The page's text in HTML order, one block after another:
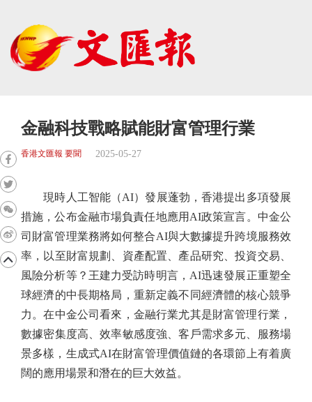
金融科技戰略賦能財富管理行業
香港文匯報 要聞 2025-05-27
現時人工智能（AI）發展蓬勃，香港提出多項發展
措施，公布金融市場負責任地應用AI政策宣言。中金公
司財富管理業務將如何整合AI與大數據提升跨境服務效
率，以至財富規劃、資產配置、產品研究、投資交易、
風險分析等？王建力受訪時明言，AI迅速發展正重塑全
球經濟的中長期格局，重新定義不同經濟體的核心競爭
力。在中金公司看來，金融行業尤其是財富管理行業，
數據密集度高、效率敏感度強、客戶需求多元、服務場
景多樣，生成式AI在財富管理價值鏈的各環節上有着廣
闊的應用場景和潛在的巨大效益。